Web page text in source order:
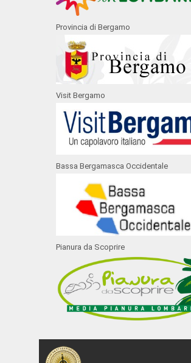
Provincia di Bergamo
Visit Bergamo
Bassa Bergamasca Occidentale
Pianura da Scoprire